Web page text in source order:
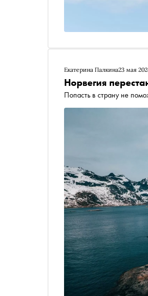
Екатерина Палкина23 мая
Норвегия
Попасть в страну не